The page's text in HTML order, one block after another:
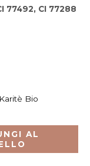
77492, CI 77288
Bio
AL